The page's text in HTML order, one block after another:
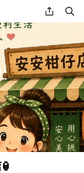
share